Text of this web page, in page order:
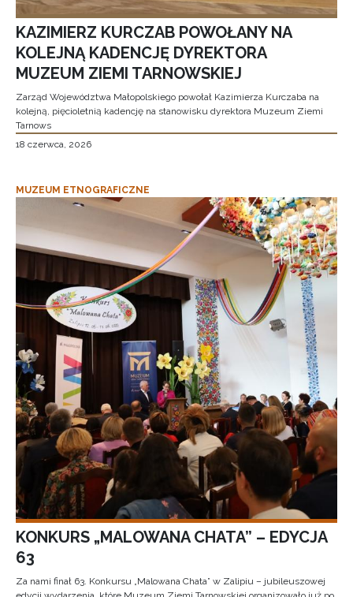
KAZIMIERZ KURCZAB POWOŁANY NA
KOLEJNĄ KADENCJĘ DYREKTORA
MUZEUM ZIEMI TARNOWSKIEJ
Zarząd Województwa Małopolskiego powołał Kazimierza Kurczaba na
kolejną, pięcioletnią kadencję na stanowisku dyrektora Muzeum Ziemi
Tarnows
18 czerwca, 2026
MUZEUM ETNOGRAFICZNE
KONKURS „MALOWANA CHATA” – EDYCJA
63
Za nami finał 63. Konkursu „Malowana Chata” w Zalipiu – jubileuszowej